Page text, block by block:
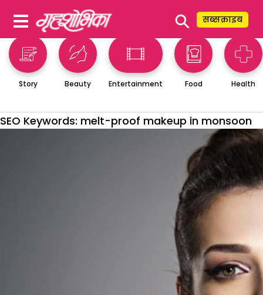
⚲ सब्सक्राइब
Story Beauty Entertainment Food Health
SEO Keywords: melt-proof makeup in monsoon